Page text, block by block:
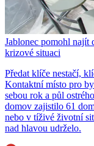
Jablonec pomohl najít
krizové situaci
Předat klíče nestačí,
Kontaktní místo pro
sebou rok a půl
domov zajistilo 61
nebo v tíživé životní
nad hlavou udrželo.